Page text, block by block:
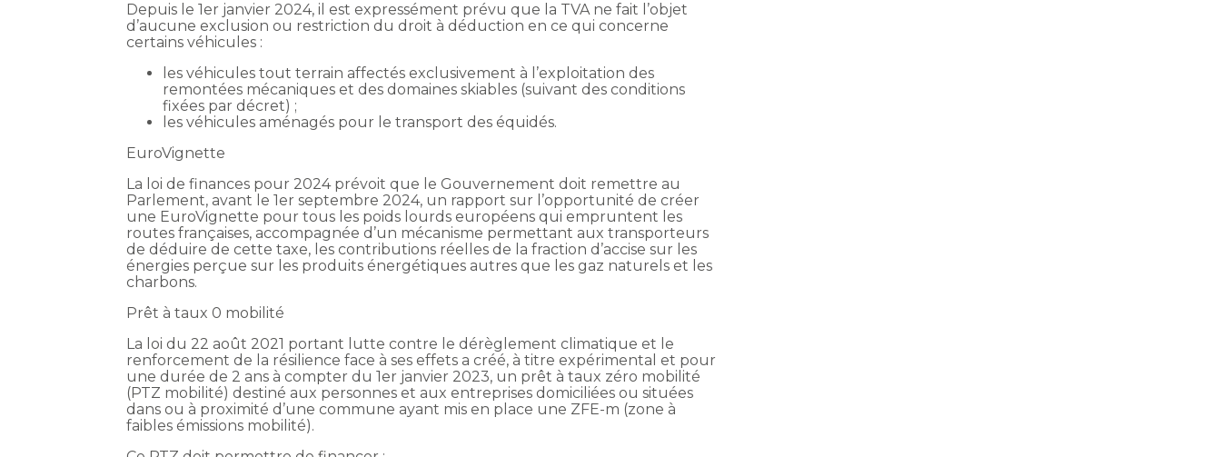
Depuis le 1er janvier 2024, il est expressément prévu que la TVA ne fait l’objet
d’aucune exclusion ou restriction du droit à déduction en ce qui concerne
certains véhicules :
les véhicules tout terrain affectés exclusivement à l’exploitation des
remontées mécaniques et des domaines skiables (suivant des conditions
fixées par décret) ;
les véhicules aménagés pour le transport des équidés.
EuroVignette
La loi de finances pour 2024 prévoit que le Gouvernement doit remettre au
Parlement, avant le 1er septembre 2024, un rapport sur l’opportunité de créer
une EuroVignette pour tous les poids lourds européens qui empruntent les
routes françaises, accompagnée d’un mécanisme permettant aux transporteurs
de déduire de cette taxe, les contributions réelles de la fraction d’accise sur les
énergies perçue sur les produits énergétiques autres que les gaz naturels et les
charbons.
Prêt à taux 0 mobilité
La loi du 22 août 2021 portant lutte contre le dérèglement climatique et le
renforcement de la résilience face à ses effets a créé, à titre expérimental et pour
une durée de 2 ans à compter du 1er janvier 2023, un prêt à taux zéro mobilité
(PTZ mobilité) destiné aux personnes et aux entreprises domiciliées ou situées
dans ou à proximité d’une commune ayant mis en place une ZFE-m (zone à
faibles émissions mobilité).